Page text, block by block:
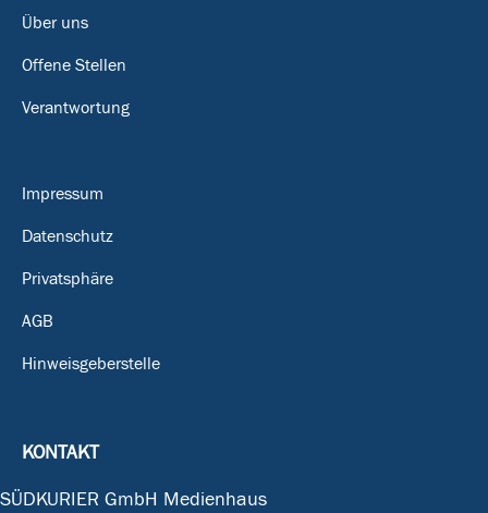
Über uns
Offene Stellen
Verantwortung
Impressum
Datenschutz
Privatsphäre
AGB
Hinweisgeberstelle
KONTAKT
SÜDKURIER GmbH Medienhaus